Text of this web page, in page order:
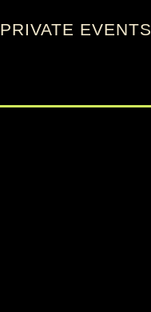
PRIVATE EVENTS